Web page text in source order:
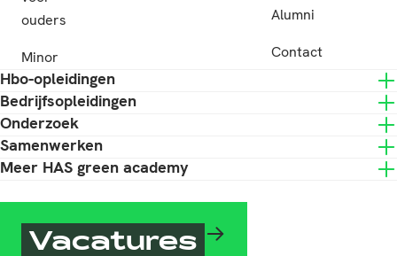
ouders
Minor
Alumni
Contact
Hbo-opleidingen
Bedrijfsopleidingen
Onderzoek
Samenwerken
Meer HAS green academy
Vacatures